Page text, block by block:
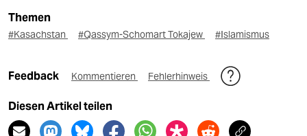
Themen
#Kasachstan #Qassym-Schomart Tokajew #Islamismus
Feedback Kommentieren Fehlerhinweis
Diesen Artikel teilen